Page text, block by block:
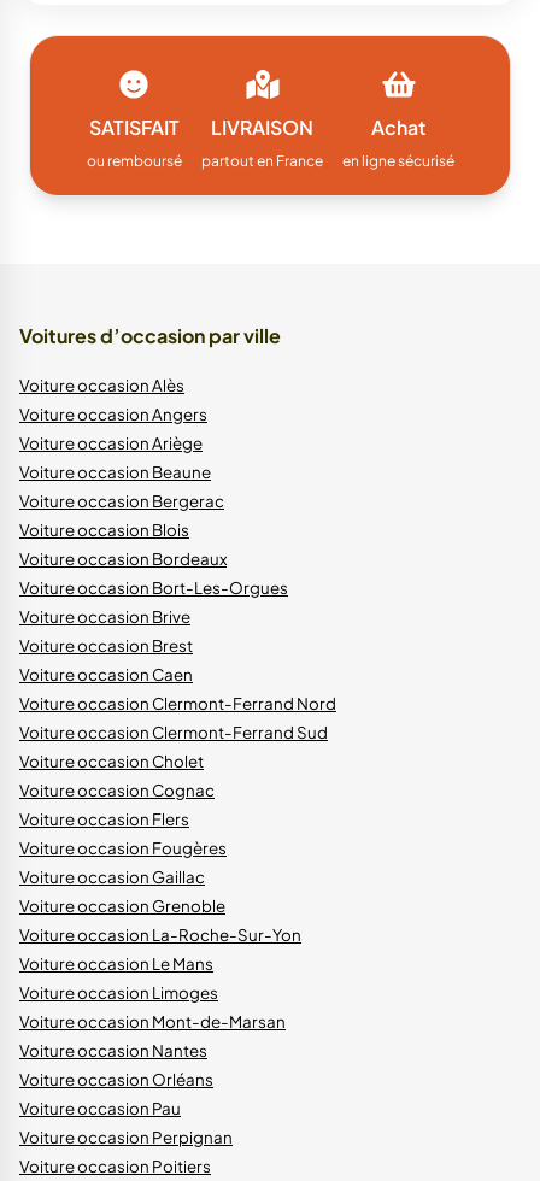
SATISFAIT
ou remboursé
LIVRAISON
partout en France
Achat
en ligne sécurisé
Voitures d’occasion par ville
Voiture occasion Alès
Voiture occasion Angers
Voiture occasion Ariège
Voiture occasion Beaune
Voiture occasion Bergerac
Voiture occasion Blois
Voiture occasion Bordeaux
Voiture occasion Bort-Les-Orgues
Voiture occasion Brive
Voiture occasion Brest
Voiture occasion Caen
Voiture occasion Clermont-Ferrand Nord
Voiture occasion Clermont-Ferrand Sud
Voiture occasion Cholet
Voiture occasion Cognac
Voiture occasion Flers
Voiture occasion Fougères
Voiture occasion Gaillac
Voiture occasion Grenoble
Voiture occasion La-Roche-Sur-Yon
Voiture occasion Le Mans
Voiture occasion Limoges
Voiture occasion Mont-de-Marsan
Voiture occasion Nantes
Voiture occasion Orléans
Voiture occasion Pau
Voiture occasion Perpignan
Voiture occasion Poitiers